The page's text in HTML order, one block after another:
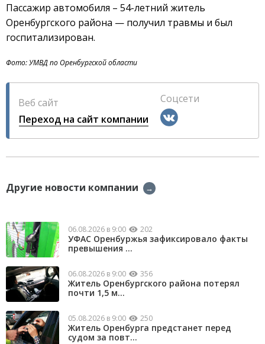
Пассажир автомобиля – 54-летний житель
Оренбургского района — получил травмы и был
госпитализирован.
Фото: УМВД по Оренбургской области
Веб сайт
Переход на сайт компании
Соцсети
Другие новости компании →
06.08.2026 в 9:00 202
УФАС Оренбуржья зафиксировало факты
превышения ...
06.08.2026 в 9:00 356
Житель Оренбургского района потерял
почти 1,5 м...
05.08.2026 в 9:00 250
Житель Оренбурга предстанет перед
судом за повт...